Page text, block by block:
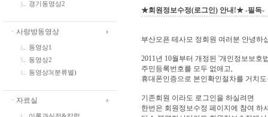
경기동영상2
ㆍ사랑방동영상
동영상1
동영상2
동영상3(분류별)
ㆍ자료실
★회원정보수정(로그인) 안내!★ -필독-
부산오픈 테사모 정회원 여러분 안녕하
2011년 10월부터 개정된 '개인정보보호
주민등록번호를 모두 없애고,
휴대폰인증으로 본인확인절차를 거치
기존회원 이라도 로그인을 하실려면
한번은 회원정보수정 페이지에 참여 하